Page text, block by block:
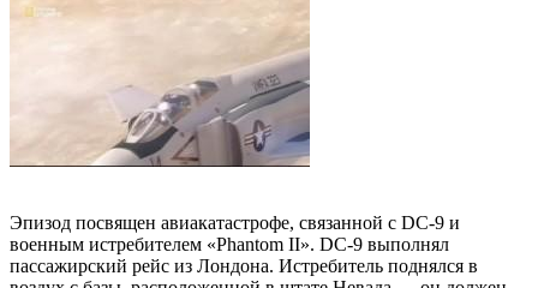
Эпизод посвящен авиакатастрофе, связанной с DC-9 и
военным истребителем «Phantom II». DC-9 выполнял
пассажирский рейс из Лондона. Истребитель поднялся в